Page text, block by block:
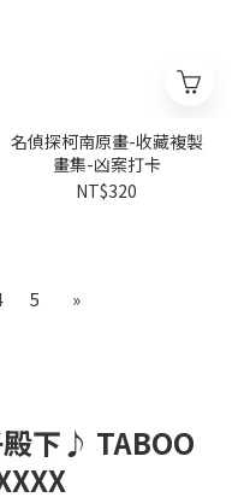
名偵探柯南原畫-收藏複製
畫集-凶案打卡
NT$320
5 »
下♪ TABOO